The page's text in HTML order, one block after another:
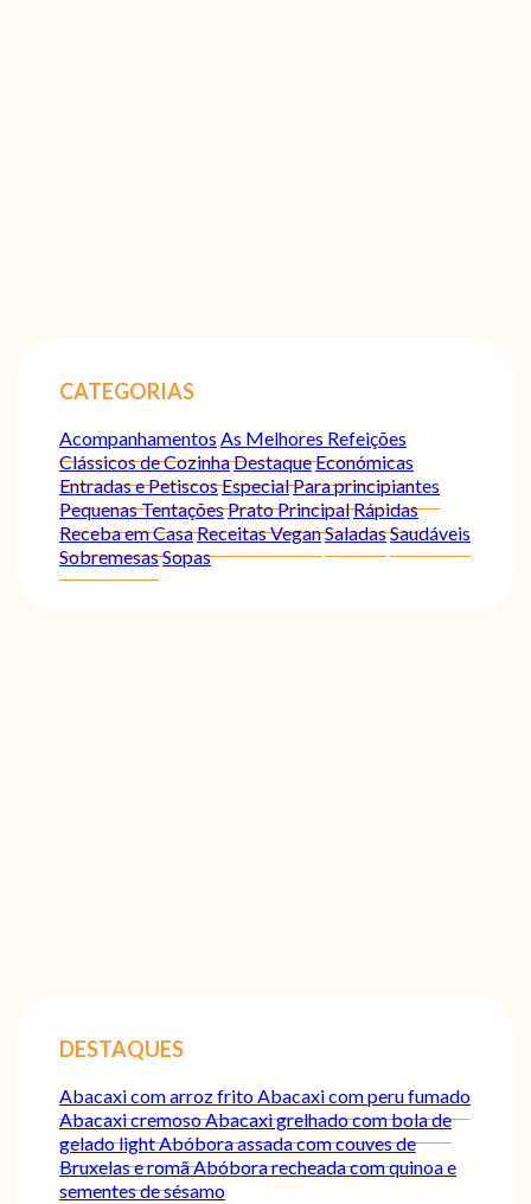
CATEGORIAS
Acompanhamentos As Melhores Refeições
Clássicos de CozinhaDestaqueEconómicas
Entradas e PetiscosEspecialPara principiantes
Pequenas TentaçõesPrato PrincipalRápidas
Receba em CasaReceitas VeganSaladasSaudáveis
SobremesasSopas
DESTAQUES
Abacaxi com arroz fritoAbacaxi com peru fumado
Abacaxi cremosoAbacaxi grelhado com bola de
gelado lightAbóbora assada com couves de
Bruxelas e romãAbóbora recheada com quinoa e
sementes de sésamo